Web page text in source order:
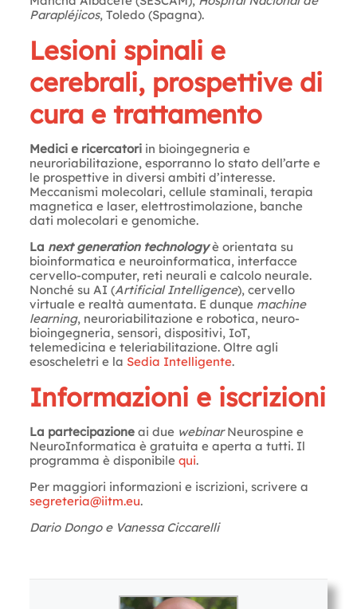
Parapléjicos, Toledo (Spagna).
Lesioni spinali e
cerebrali, prospettive di
cura e trattamento
Medici e ricercatoriin bioingegneria e
neuroriabilitazione, esporranno lo stato dell’arte e
le prospettive in diversi ambiti d’interesse.
Meccanismi molecolari, cellule staminali, terapia
magnetica e laser, elettrostimolazione, banche
dati molecolari e genomiche.
La next generation technologyè orientata su
bioinformatica e neuroinformatica, interfacce
cervello-computer, reti neurali e calcolo neurale.
Nonché su AI (Artificial Intelligence), cervello
virtuale e realtà aumentata. E dunque machine
learning, neuroriabilitazione e robotica, neuro-
bioingegneria, sensori, dispositivi, IoT,
telemedicina e teleriabilitazione. Oltre agli
esoscheletri e la Sedia Intelligente.
Informazioni e iscrizioni
La partecipazioneai due webinarNeurospine e
NeuroInformatica è gratuita e aperta a tutti. Il
programma è disponibile qui.
Per maggiori informazioni e iscrizioni, scrivere a
segreteria@iitm.eu.
Dario Dongo e Vanessa Ciccarelli